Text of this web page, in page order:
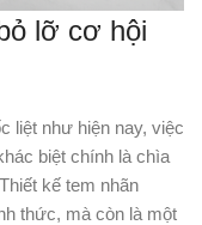
lỡ cơ hội
liệt như hiện nay, việc
biệt chính là chìa
kế tem nhãn
thức, mà còn là một